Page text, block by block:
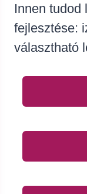
Innen tudod
fejlesztése:
választható